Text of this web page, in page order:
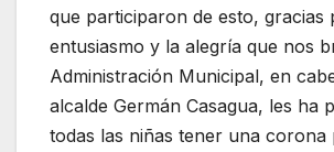
que participaron de esto, gracias
entusiasmo y la alegría que nos
Administración Municipal, en
alcalde Germán Casagua, les ha
todas las niñas tener una corona